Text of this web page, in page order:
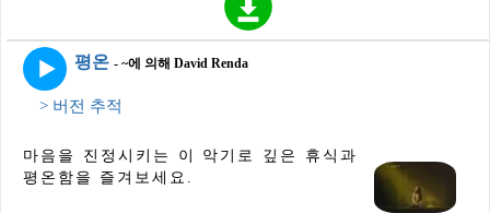
평온 - ~에 의해 David Renda
> 버전 추적
마음을 진정시키는 이 악기로 깊은 휴식과
평온함을 즐겨보세요.